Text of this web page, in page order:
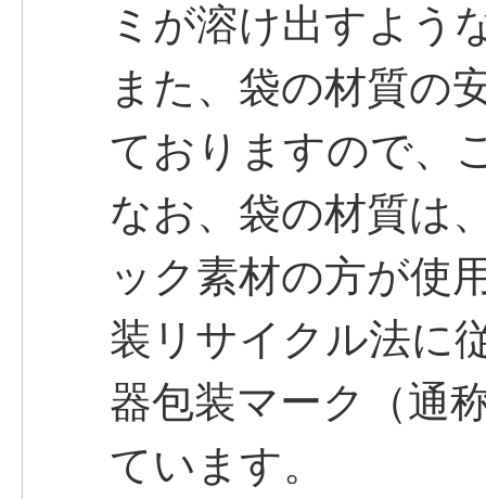
ミが溶け出すよう
また、袋の材質の
ておりますので、
なお、袋の材質は
ック素材の方が使
装リサイクル法に
器包装マーク（通
ています。